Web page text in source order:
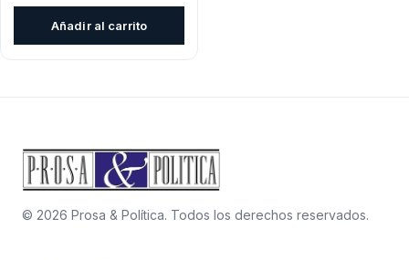
Añadir al carrito
© 2026 Prosa & Política. Todos los derechos reservados.